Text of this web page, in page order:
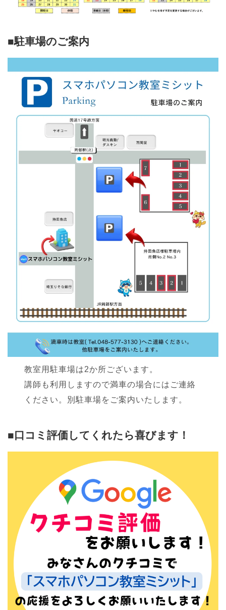
■駐車場のご案内
教室用駐車場は2か所ございます。
講師も利用しますので満車の場合にはご連絡
ください。別駐車場をご案内いたします。
■口コミ評価してくれたら喜びます！